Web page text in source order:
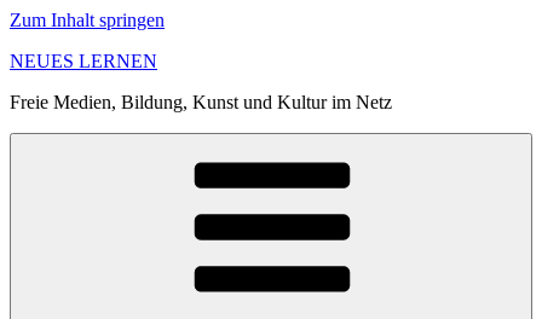
Zum Inhalt springen
NEUES LERNEN
Freie Medien, Bildung, Kunst und Kultur im Netz